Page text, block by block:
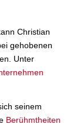
Christian
gehobenen
Unter
seinem
Berühmtheiten